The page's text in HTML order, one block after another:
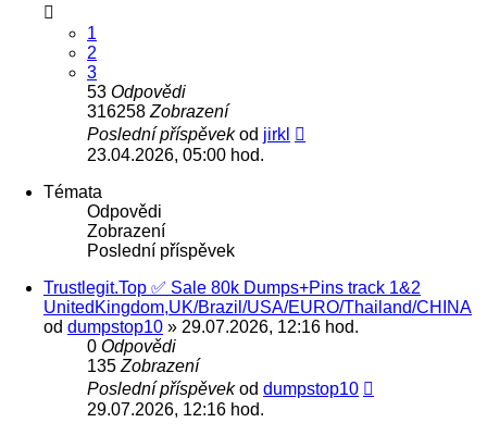
1
2
3
53 Odpovědi
316258 Zobrazení
Poslední příspěvekod jirkl
23.04.2026, 05:00 hod.
Témata
Odpovědi
Zobrazení
Poslední příspěvek
Trustlegit.Top ✅ Sale 80k Dumps+Pins track 1&2
UnitedKingdom,UK/Brazil/USA/EURO/Thailand/CHINA
od dumpstop10 » 29.07.2026, 12:16 hod.
0 Odpovědi
135 Zobrazení
Poslední příspěvekod dumpstop10
29.07.2026, 12:16 hod.